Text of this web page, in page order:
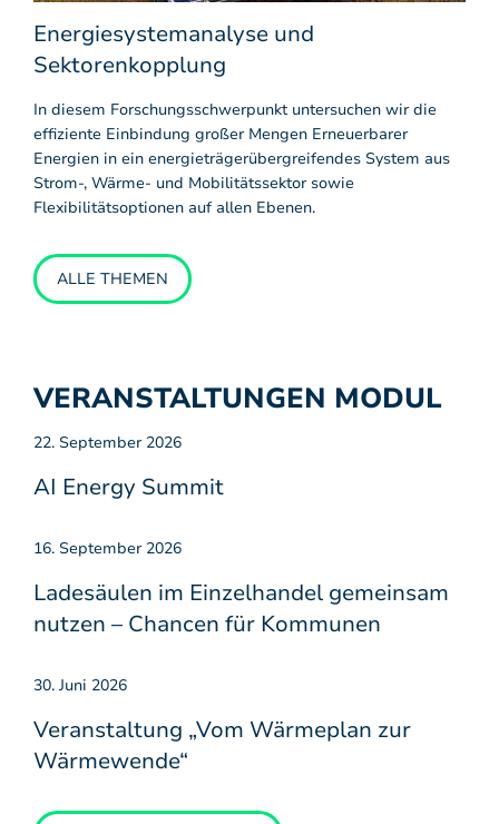
Energiesystemanalyse und
Sektorenkopplung
In diesem Forschungsschwerpunkt untersuchen wir die
effiziente Einbindung großer Mengen Erneuerbarer
Energien in ein energieträgerübergreifendes System aus
Strom-, Wärme- und Mobilitätssektor sowie
Flexibilitätsoptionen auf allen Ebenen.
ALLE THEMEN
VERANSTALTUNGEN MODUL
22. September 2026
AI Energy Summit
16. September 2026
Ladesäulen im Einzelhandel gemeinsam
nutzen – Chancen für Kommunen
30. Juni 2026
Veranstaltung „Vom Wärmeplan zur
Wärmewende“